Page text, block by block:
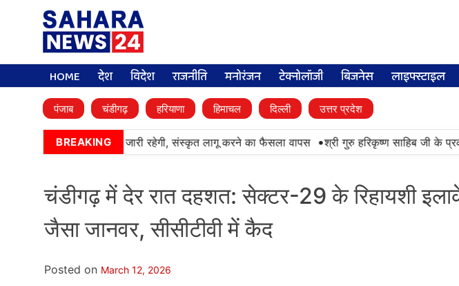
HOME देश विदेश राजनीति मनोरंजन टेक्नोलॉजी बिजनेस लाइफ्स्टाइल
पंजाब चंडीगढ़ हरियाणा हिमाचल दिल्ली उत्तर प्रदेश
BREAKING
स्कूलों में पंजाबी की पढ़ाई जारी रहेगी, संस्कृत लागू करने का फैसला वापस • श्री गुरु हरिकृष्ण साहिब जी के
चंडीगढ़ में देर रात दहशत: सेक्टर-29 के रिहायशी
जैसा जानवर, सीसीटीवी में कैद
Posted on March 12, 2026